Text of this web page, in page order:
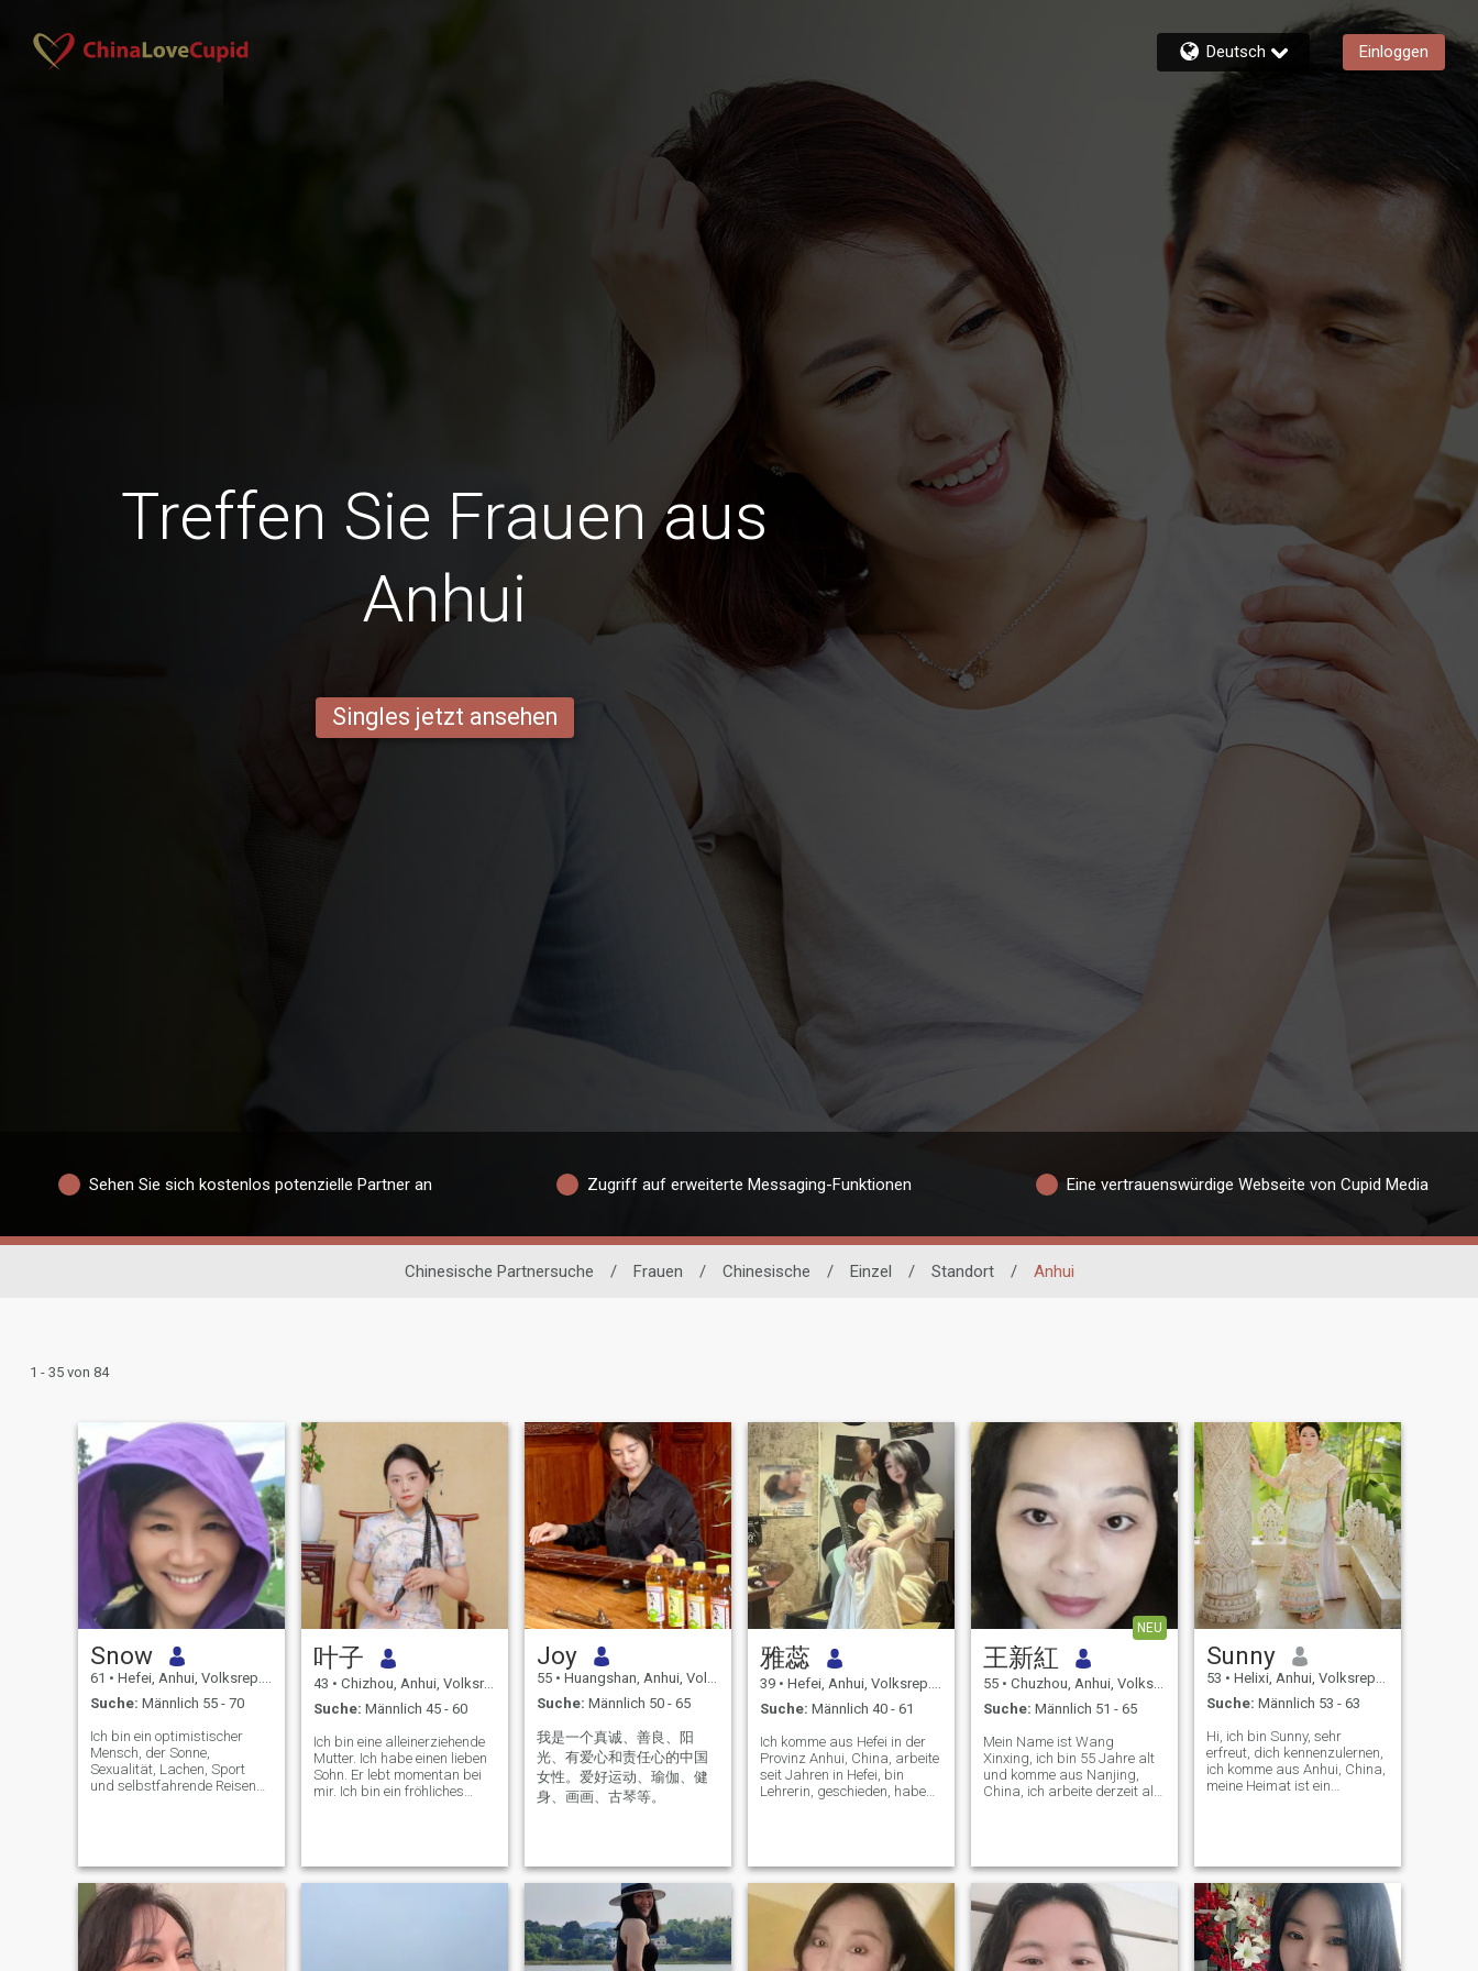
Deutsch Einloggen
Treffen Sie Frauen aus
Anhui
Singles jetzt ansehen
Sehen Sie sich kostenlos potenzielle Partner an Zugriff auf erweiterte Messaging-Funktionen Eine vertrauenswürdige Webseite von Cupid Media
Chinesische Partnersuche / Frauen / Chinesische / Einzel / Standort / Anhui
1 - 35 von 84
Snow
61 • Hefei, Anhui, Volksrep. China
Suche: Männlich 55 - 70
Ich bin ein optimistischer
Mensch, der Sonne,
Sexualität, Lachen, Sport
und selbstfahrende Reisen
man ein Leben lang lernen
muss, sich ständig
weiterentwickeln muss, und
dass man in der Lösung von
Problemen wachsen muss.
Ich komme aus Anhui, Hefei,
meine Eltern sind 2016
叶子
43 • Chizhou, Anhui, Volksrep. China
Suche: Männlich 45 - 60
Ich bin eine alleinerziehende
Mutter. Ich habe einen lieben
Sohn. Er lebt momentan bei
mir. Ich bin ein fröhliches
normalerweise Sport. Ich
Joy
55 • Huangshan, Anhui, Volksrep. China
Suche: Männlich 50 - 65
我是一个真诚、善良、阳
光、有爱心和责任心的中国
女性。爱好运动、瑜伽、健
身、画画、古琴等。
雅蕊
39 • Hefei, Anhui, Volksrep. China
Suche: Männlich 40 - 61
Ich komme aus Hefei in der
Provinz Anhui, China, arbeite
seit Jahren in Hefei, bin
Lehrerin, geschieden, habe
NEU
王新紅
55 • Chuzhou, Anhui, Volksrep. China
Suche: Männlich 51 - 65
Mein Name ist Wang
Xinxing, ich bin 55 Jahre alt
und komme aus Nanjing,
China, ich arbeite derzeit als
Sunny
53 • Helixi, Anhui, Volksrep. China
Suche: Männlich 53 - 63
Hi, ich bin Sunny, sehr
erfreut, dich kennenzulernen,
ich komme aus Anhui, China,
meine Heimat ist ein
glückliches Mädchen, das
das Leben liebt, auf die
Familie achtet und alles mit
einem Lächeln angeht. Ich
liebe Katzen, weil sie nicht
nur die Beweglichkeit des
Körpers trainieren, sondern